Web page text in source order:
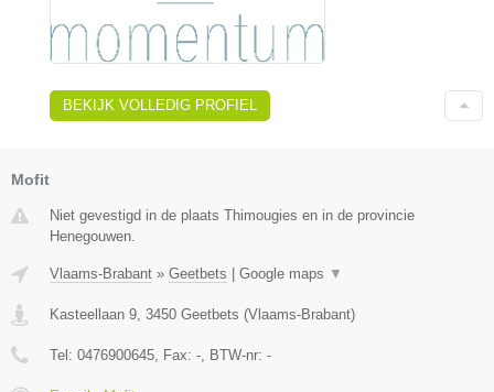
BEKIJK VOLLEDIG PROFIEL
Mofit
Niet gevestigd in de plaats Thimougies en in de provincie
Henegouwen.
Vlaams-Brabant » Geetbets | Google maps ▼
Kasteellaan 9 3450 Geetbets (Vlaams-Brabant)
Tel: 0476900645 , Fax: - , BTW-nr: -